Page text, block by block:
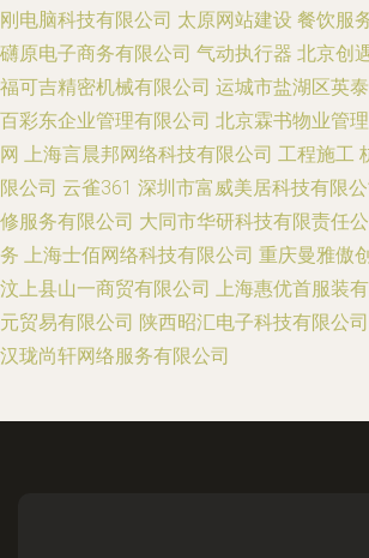
刚电脑科技有限公司 太原网站建设 餐饮服
礴原电子商务有限公司 气动执行器 北京创
福可吉精密机械有限公司 运城市盐湖区英
百彩东企业管理有限公司 北京霖书物业管
网 上海言晨邦网络科技有限公司 工程施工
限公司 云雀361 深圳市富威美居科技有限公
修服务有限公司 大同市华研科技有限责任
务 上海士佰网络科技有限公司 重庆曼雅傲
汶上县山一商贸有限公司 上海惠优首服装
元贸易有限公司 陕西昭汇电子科技有限公司
汉珑尚轩网络服务有限公司